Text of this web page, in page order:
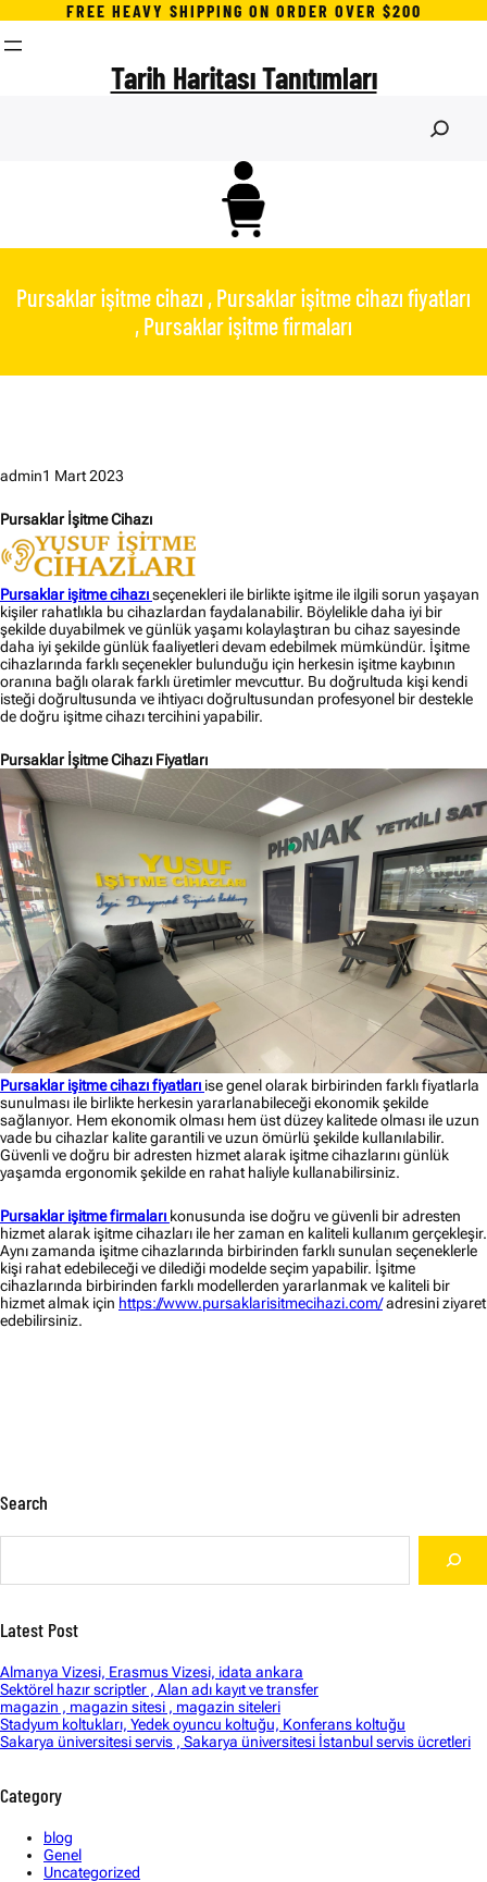
geç
FREE HEAVY SHIPPING ON ORDER OVER $200
Tarih Haritası Tanıtımları
Pursaklar işitme cihazı , Pursaklar işitme cihazı fiyatları
, Pursaklar işitme firmaları
admin1 Mart 2023
Pursaklar İşitme Cihazı
Pursaklar işitme cihazıseçenekleri ile birlikte işitme ile ilgili sorun yaşayan
kişiler rahatlıkla bu cihazlardan faydalanabilir. Böylelikle daha iyi bir
şekilde duyabilmek ve günlük yaşamı kolaylaştıran bu cihaz sayesinde
daha iyi şekilde günlük faaliyetleri devam edebilmek mümkündür. İşitme
cihazlarında farklı seçenekler bulunduğu için herkesin işitme kaybının
oranına bağlı olarak farklı üretimler mevcuttur. Bu doğrultuda kişi kendi
isteği doğrultusunda ve ihtiyacı doğrultusundan profesyonel bir destekle
de doğru işitme cihazı tercihini yapabilir.
Pursaklar İşitme Cihazı Fiyatları
Pursaklar işitme cihazı fiyatları ise genel olarak birbirinden farklı fiyatlarla
sunulması ile birlikte herkesin yararlanabileceği ekonomik şekilde
sağlanıyor. Hem ekonomik olması hem üst düzey kalitede olması ile uzun
vade bu cihazlar kalite garantili ve uzun ömürlü şekilde kullanılabilir.
Güvenli ve doğru bir adresten hizmet alarak işitme cihazlarını günlük
yaşamda ergonomik şekilde en rahat haliyle kullanabilirsiniz.
Pursaklar işitme firmaları konusunda ise doğru ve güvenli bir adresten
hizmet alarak işitme cihazları ile her zaman en kaliteli kullanım gerçekleşir.
Aynı zamanda işitme cihazlarında birbirinden farklı sunulan seçeneklerle
kişi rahat edebileceği ve dilediği modelde seçim yapabilir. İşitme
cihazlarında birbirinden farklı modellerden yararlanmak ve kaliteli bir
hizmet almak için https://www.pursaklarisitmecihazi.com/adresini ziyaret
edebilirsiniz.
Search
S
hLatest Post
Almanya Vizesi, Erasmus Vizesi, idata ankara
Sektörel hazır scriptler , Alan adı kayıt ve transfer
magazin , magazin sitesi , magazin siteleri
Stadyum koltukları, Yedek oyuncu koltuğu, Konferans koltuğu
Sakarya üniversitesi servis , Sakarya üniversitesi İstanbul servis ücretleri
Category
blog
Genel
Uncategorized